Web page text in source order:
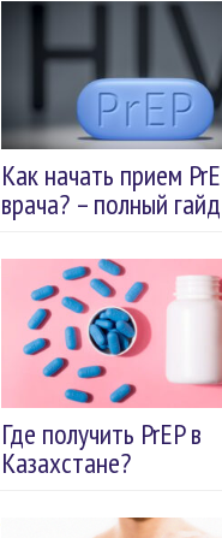
Как начать прием
врача? – полный гайд
Где получить PrEP в
Казахстане?